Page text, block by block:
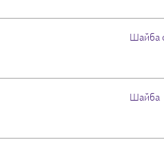
Шайба
Шайба